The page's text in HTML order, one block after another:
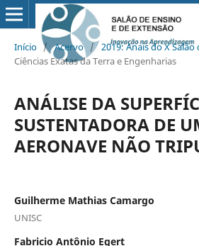
Início / Acervo / 2019: Anais do X
Ciências Exatas da Terra e Engenharias
ANÁLISE DA
SUSTENTADORA DE
AERONAVE NÃO
Guilherme Mathias Camargo
UNISC
Fabricio Antônio Egert